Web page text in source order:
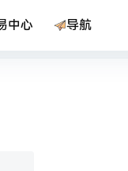
中心 导航